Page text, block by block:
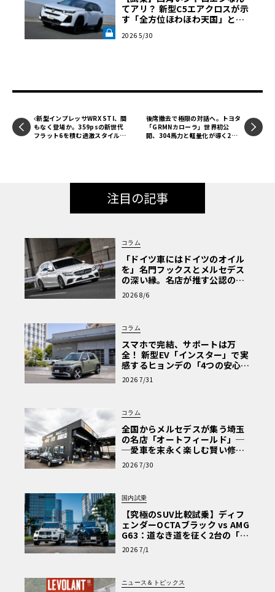
発生する2.9L V6 TFSIビターボエンジン。さらに、8速AT内
に組み込まれた130kWの電気モーターが460Nmを発生す
る。システム総合では470kW（639ps）、そして実に825N
加えて、2バルブダンパーテクノロジーを採用したRSスポ
ミックトルクコントロールも搭載。セルフロッキング式セ
ンターデフが前後の駆動力配分を担当し、さらに新開発の
リアアクスルギアボックスによって左右後輪へのトルク配
分を最適化している。
日常使いは完全 で。快適なクルージングから
ヘアピンのダイナミクスまで
試乗はザルツブルク空港からスタート。走り出しは「Bala
nced」モードによる完全EV走行だった。ここでまず感じた
のは、RS 5の日常性の高さだ。シートは身体に完璧にフィ
とても639psのハイパフォーマンスモデルとは思えないほ
ど快適。路面のギャップもほとんど感じることなく、街中
を非常にスムーズに流していける。最大84km（EAER）の
EV航続距離を持つため、都市部の日常移動程度なら、ほぼ
てアリ？ 新型C5エアクロスが示
す「全方位ほわほわ天国」とい
B》
2026 5/30
新型インプレッサWRX STI、間
もなく登場か。359psの新世代
フラット6を積む過激スタイル
後席撤去で極限の対話へ。トヨタ
「GRMNカローラ」世界初公
開、304馬力と軽量化が導く2シ
注目の記事
コラム
「ドイツ車にはドイツのオイル
を」名門フックスとメルセデス
の深い縁。名店が推す公認の安
心と、Cクラスで味わうシルキー
な走り〈PR〉
2026 8/6
コラム
スマホで完結、サポートは万
全！ 新型EV「インスター」で実
感するヒョンデの「4つの安心」
【第1回・ヒョンデ6つの疑問：
Why? Hyundai?】〈PR〉
2026 7/31
コラム
全国からメルセデスが集う埼玉
の名店「オートフィールド」─
─愛車を末永く楽しむ賢い修理
術と、プロがフックス製オイル
を選ぶ理由〈PR〉
2026 7/30
国内試乗
【究極のSUV比較試乗】ディフ
ェンダーOCTAブラック vs AMG
G63：道なき道を征く2台の「対
極的アプローチ」
2026 7/1
ニュース＆トピックス